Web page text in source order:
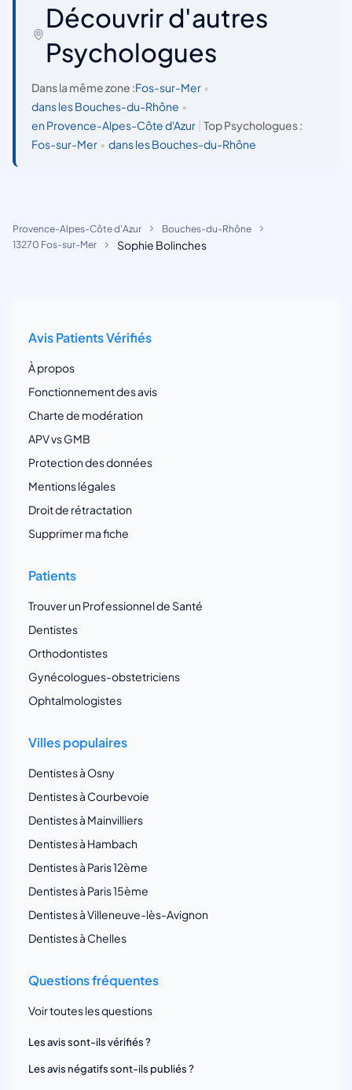
Découvrir d'autres
Psychologues
Dans la même zone :Fos-sur-Mer •
dans les Bouches-du-Rhône •
en Provence-Alpes-Côte d'Azur
Top Psychologues :
Fos-sur-Mer • dans les Bouches-du-Rhône
Provence-Alpes-Côte d'Azur
Bouches-du-Rhône
13270 Fos-sur-Mer
Sophie Bolinches
Avis Patients Vérifiés
À propos
Fonctionnement des avis
Charte de modération
APV vs GMB
Protection des données
Mentions légales
Droit de rétractation
Supprimer ma fiche
Patients
Trouver un Professionnel de Santé
Dentistes
Orthodontistes
Gynécologues-obstetriciens
Ophtalmologistes
Villes populaires
Dentistes à Osny
Dentistes à Courbevoie
Dentistes à Mainvilliers
Dentistes à Hambach
Dentistes à Paris 12ème
Dentistes à Paris 15ème
Dentistes à Villeneuve-lès-Avignon
Dentistes à Chelles
Questions fréquentes
Voir toutes les questions
Les avis sont-ils vérifiés ?
Les avis négatifs sont-ils publiés ?